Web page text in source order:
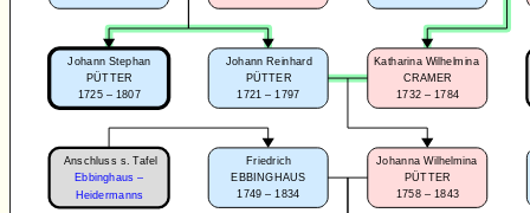
Johann Stephan
PÜTTER
1725 – 1807
Johann Reinhard
PÜTTER
1721 – 1797
Katharina Wilhelmina
CRAMER
1732 – 1784
Friedrich
EBBINGHAUS
1749 – 1834
Johanna Wilhelmina
PÜTTER
1758 – 1843
Anschluss s. Tafel
Ebbinghaus –
Heidermanns